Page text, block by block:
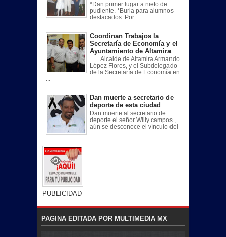
*Dan primer lugar a nieto de
pudiente. *Burla para alumnos
destacados. Por ...
Coordinan Trabajos la
Secretaría de Economía y el
Ayuntamiento de Altamira
Alcalde de Altamira Armando
López Flores, y el Subdelegado
de la Secretaría de Economía en
Dan muerte a secretario de
deporte de esta ciudad
Dan muerte al secretario de
deporte el señor Willy campos ,
aún se desconoce el vínculo del
PUBLICIDAD
PAGINA EDITADA POR MULTIMEDIA MX